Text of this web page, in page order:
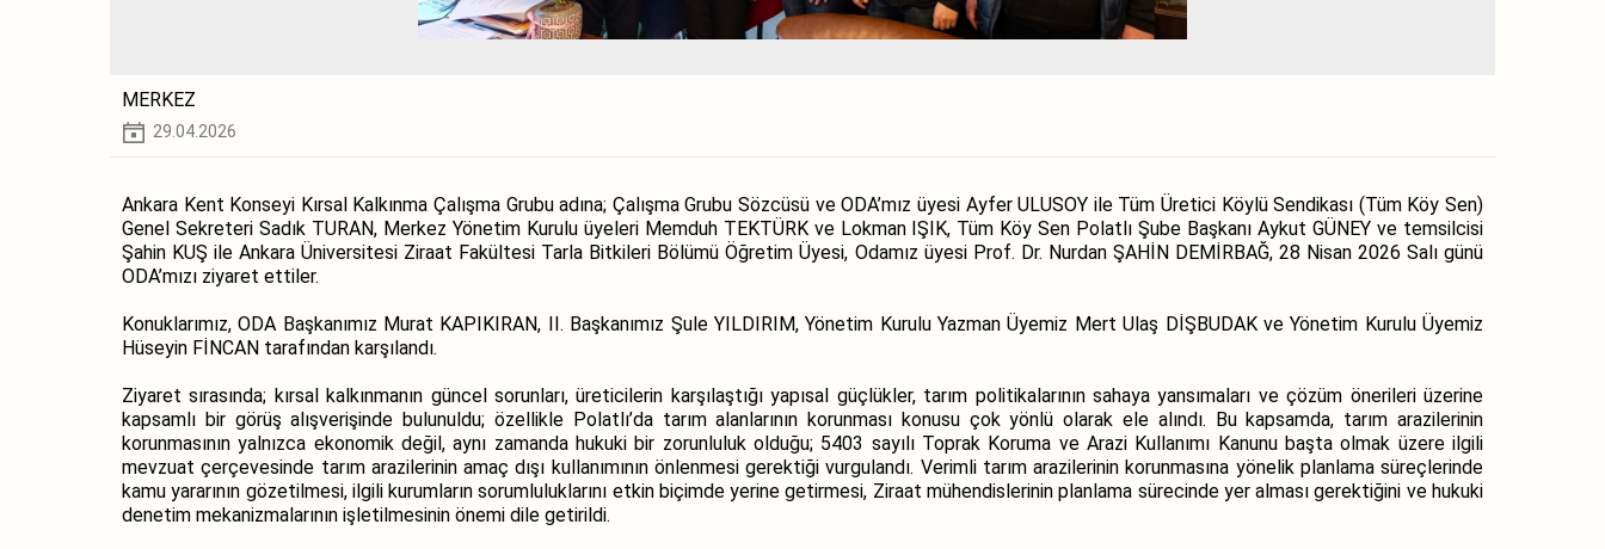
MERKEZ
29.04.2026
Ankara Kent Konseyi Kırsal Kalkınma Çalışma Grubu adına; Çalışma Grubu Sözcüsü ve ODA’mız üyesi Ayfer ULUSOY ile Tüm Üretici Köylü Sendikası (Tüm Köy Sen)
Genel Sekreteri Sadık TURAN, Merkez Yönetim Kurulu üyeleri Memduh TEKTÜRK ve Lokman IŞIK, Tüm Köy Sen Polatlı Şube Başkanı Aykut GÜNEY ve temsilcisi
Şahin KUŞ ile Ankara Üniversitesi Ziraat Fakültesi Tarla Bitkileri Bölümü Öğretim Üyesi, Odamız üyesi Prof. Dr. Nurdan ŞAHİN DEMİRBAĞ, 28 Nisan 2026 Salı günü
ODA’mızı ziyaret ettiler.
Konuklarımız, ODA Başkanımız Murat KAPIKIRAN, II. Başkanımız Şule YILDIRIM, Yönetim Kurulu Yazman Üyemiz Mert Ulaş DİŞBUDAK ve Yönetim Kurulu Üyemiz
Hüseyin FİNCAN tarafından karşılandı.
Ziyaret sırasında; kırsal kalkınmanın güncel sorunları, üreticilerin karşılaştığı yapısal güçlükler, tarım politikalarının sahaya yansımaları ve çözüm önerileri üzerine
kapsamlı bir görüş alışverişinde bulunuldu; özellikle Polatlı’da tarım alanlarının korunması konusu çok yönlü olarak ele alındı. Bu kapsamda, tarım arazilerinin
korunmasının yalnızca ekonomik değil, aynı zamanda hukuki bir zorunluluk olduğu; 5403 sayılı Toprak Koruma ve Arazi Kullanımı Kanunu başta olmak üzere ilgili
mevzuat çerçevesinde tarım arazilerinin amaç dışı kullanımının önlenmesi gerektiği vurgulandı. Verimli tarım arazilerinin korunmasına yönelik planlama süreçlerinde
kamu yararının gözetilmesi, ilgili kurumların sorumluluklarını etkin biçimde yerine getirmesi, Ziraat mühendislerinin planlama sürecinde yer alması gerektiğini ve hukuki
denetim mekanizmalarının işletilmesinin önemi dile getirildi.